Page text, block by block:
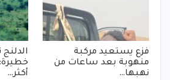
فزع يستعيد مركبة
منهوبة بعد ساعات من
نهبها…
أكثر…